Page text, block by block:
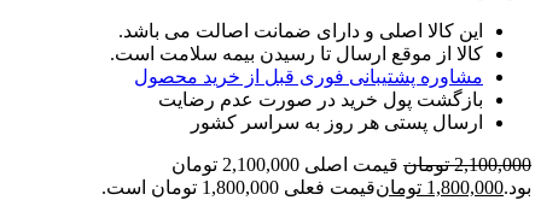
این کالا اصلی و دارای ضمانت اصالت می باشد.
کالا از موقع ارسال تا رسیدن بیمه سلامت است.
مشاوره پشتیبانی فوری قبل از خرید محصول
بازگشت پول خرید در صورت عدم رضایت
ارسال پستی هر روز به سراسر کشور
2,100,000 تومان
قیمت اصلی 2,100,000 تومان
بود.1,800,000 تومانقیمت فعلی 1,800,000 تومان است.